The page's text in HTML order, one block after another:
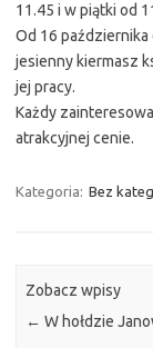
11.45 i w piątki od
Od 16
jesienny kiermasz
jej pracy.
Każdy
atrakcyjnej cenie.
Kategoria: Bez
Zobacz wpisy
← W hołdzie